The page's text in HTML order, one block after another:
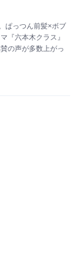
ぱっつん前髪×ボブ
『六本木クラス』
の声が多数上がっ